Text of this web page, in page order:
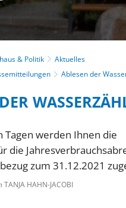
& Politik
Aktuelles
Ablesen der
Tagen werden Ihnen die
die
zum 31.12.2021
TANJA HAHN-JACOBI